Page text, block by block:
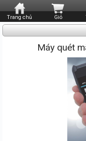
Trang chủ Giỏ
Máy quét